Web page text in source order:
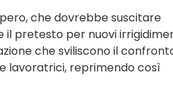
che dovrebbe suscitare
il pretesto per nuovi
che sviliscono il
lavoratrici, reprimendo così